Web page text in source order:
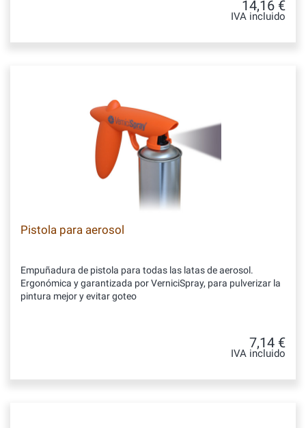
14,16 €
IVA incluido
Pistola para aerosol
Empuñadura de pistola para todas las latas de aerosol.
Ergonómica y garantizada por VerniciSpray, para pulverizar la
pintura mejor y evitar goteo
7,14 €
IVA incluido